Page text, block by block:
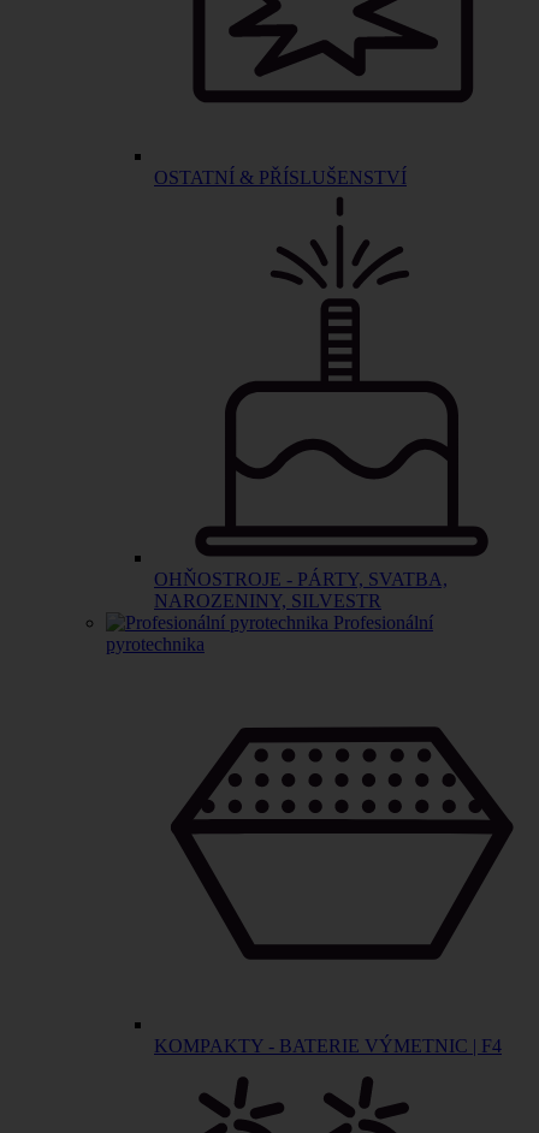
OSTATNÍ & PŘÍSLUŠENSTVÍ
OHŇOSTROJE - PÁRTY, SVATBA,
NAROZENINY, SILVESTR
Profesionální
pyrotechnika
KOMPAKTY - BATERIE VÝMETNIC | F4